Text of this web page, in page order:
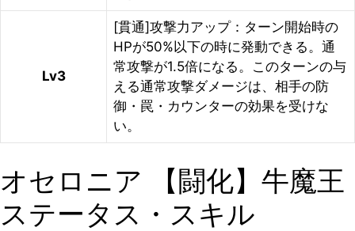
Lv3
[貫通]攻撃力アップ：ターン開始時の
HPが50%以下の時に発動できる。通
常攻撃が1.5倍になる。このターンの与
える通常攻撃ダメージは、相手の防
御・罠・カウンターの効果を受けな
い。
オセロニア 【闘化】牛魔王
ステータス・スキル